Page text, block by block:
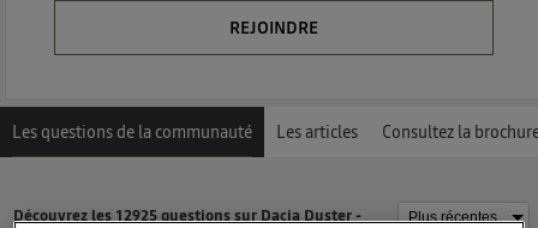
REJOINDRE
Les questions de la communauté Les articles Consultez la
Découvrez les 12925 questions sur Dacia Duster -